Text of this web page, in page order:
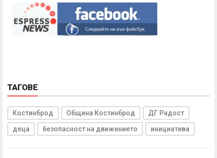
ТАГОВЕ
Костинброд Община Костинброд ДГ Радост
деца безопасност на движението инициатива